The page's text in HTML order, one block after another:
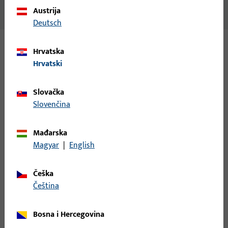
Nema dostupnog sadržaja
Varijante
9-37564-00-0-5 | Spojnica zaokretnog krila |
duljina 112 mm, Maks. masa krila 160 kg, Smjer otvaranja
graničnik Neutralni smjer
9-37564-00-0-7 | Spojnica zaokretnog krila |
Austrija
Deutsch
Hrvatska
Hrvatski
Slovačka
Slovenčina
Mađarska
Magyar | English
Češka
čeština
Bosna i Hercegovina